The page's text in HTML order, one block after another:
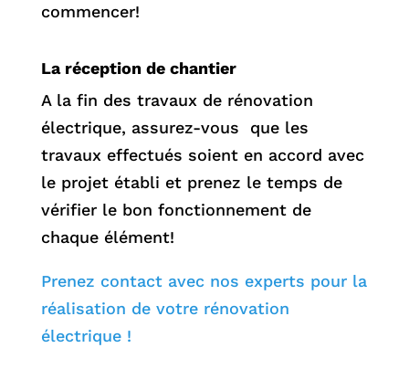
commencer!
La réception de chantier
A la fin des travaux de rénovation
électrique, assurez-vous que les
travaux effectués soient en accord avec
le projet établi et prenez le temps de
vérifier le bon fonctionnement de
chaque élément!
Prenez contact avec nos experts pour la
réalisation de votre rénovation
électrique !